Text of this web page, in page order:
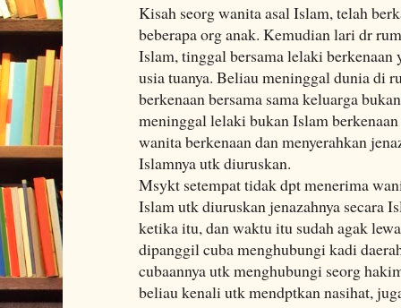
Kisah seorg wanita asal Islam, telah
beberapa org anak. Kemudian lari dr
Islam, tinggal bersama lelaki berkenaan
usia tuanya. Beliau meninggal dunia di
berkenaan bersama sama keluarga
meninggal lelaki bukan Islam
wanita berkenaan dan menyerahkan
Islamnya utk diuruskan.
Msykt setempat tidak dpt menerima
Islam utk diuruskan jenazahnya secara
ketika itu, dan waktu itu sudah agak
dipanggil cuba menghubungi kadi
cubaannya utk menghubungi seorg
beliau kenali utk mendptkan nasihat,